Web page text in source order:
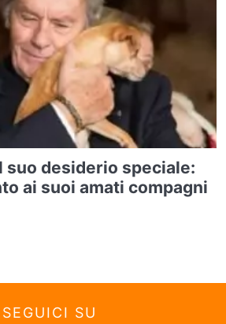
suo desiderio speciale:
ai suoi amati compagni
SEGUICI SU